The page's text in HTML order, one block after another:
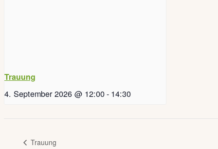
Trauung
4. September 2026 @ 12:00- 14:30
Trauung